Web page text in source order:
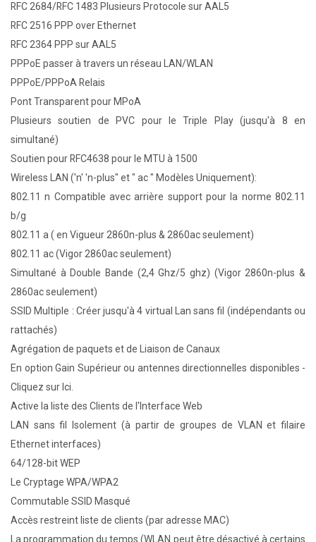
RFC 2684/RFC 1483 Plusieurs Protocole sur AAL5
RFC 2516 PPP over Ethernet
RFC 2364 PPP sur AAL5
PPPoE passer à travers un réseau LAN/WLAN
PPPoE/PPPoA Relais
Pont Transparent pour MPoA
Plusieurs soutien de PVC pour le Triple Play (jusqu'à 8 en
simultané)
Soutien pour RFC4638 pour le MTU à 1500
Wireless LAN ('n' 'n-plus" et " ac " Modèles Uniquement):
802.11 n Compatible avec arrière support pour la norme 802.11
b/g
802.11 a ( en Vigueur 2860n-plus & 2860ac seulement)
802.11 ac (Vigor 2860ac seulement)
Simultané à Double Bande (2,4 Ghz/5 ghz) (Vigor 2860n-plus &
2860ac seulement)
SSID Multiple : Créer jusqu'à 4 virtual Lan sans fil (indépendants ou
rattachés)
Agrégation de paquets et de Liaison de Canaux
En option Gain Supérieur ou antennes directionnelles disponibles -
Cliquez sur Ici.
Active la liste des Clients de l'Interface Web
LAN sans fil Isolement (à partir de groupes de VLAN et filaire
Ethernet interfaces)
64/128-bit WEP
Le Cryptage WPA/WPA2
Commutable SSID Masqué
Accès restreint liste de clients (par adresse MAC)
La programmation du temps (WLAN peut être désactivé à certains